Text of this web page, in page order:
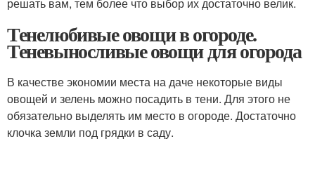
решать вам, тем более что выбор их достаточно велик.
Тенелюбивые овощи в огороде.
Теневыносливые овощи для огорода
В качестве экономии места на даче некоторые виды
овощей и зелень можно посадить в тени. Для этого не
обязательно выделять им место в огороде. Достаточно
клочка земли под грядки в саду.